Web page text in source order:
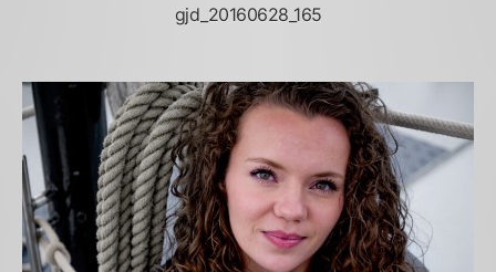
gjd_20160628_165